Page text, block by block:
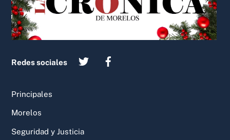
Redes sociales
Principales
Morelos
Seguridad y Justicia